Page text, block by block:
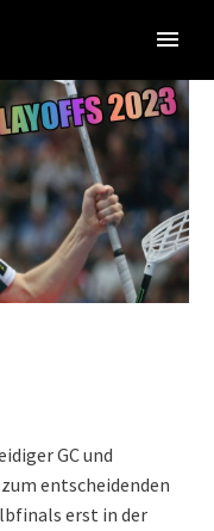
GC und
entscheidenden
erst in der